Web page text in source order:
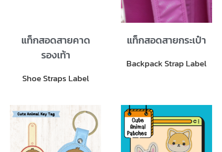
แท็กสอดสายคาด
รองเท้า
Shoe Straps Label
แท็กสอดสายกระเป๋า
Backpack Strap Label